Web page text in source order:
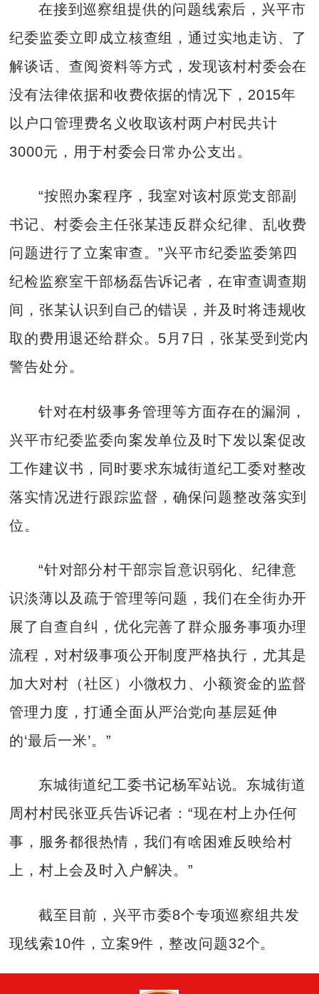
在接到巡察组提供的问题线索后，兴平市
纪委监委立即成立核查组，通过实地走访、了
解谈话、查阅资料等方式，发现该村村委会在
没有法律依据和收费依据的情况下，2015年
以户口管理费名义收取该村两户村民共计
3000元，用于村委会日常办公支出。
“按照办案程序，我室对该村原党支部副
书记、村委会主任张某违反群众纪律、乱收费
问题进行了立案审查。”兴平市纪委监委第四
纪检监察室干部杨磊告诉记者，在审查调查期
间，张某认识到自己的错误，并及时将违规收
取的费用退还给群众。5月7日，张某受到党内
警告处分。
针对在村级事务管理等方面存在的漏洞，
兴平市纪委监委向案发单位及时下发以案促改
工作建议书，同时要求东城街道纪工委对整改
落实情况进行跟踪监督，确保问题整改落实到
位。
“针对部分村干部宗旨意识弱化、纪律意
识淡薄以及疏于管理等问题，我们在全街办开
展了自查自纠，优化完善了群众服务事项办理
流程，对村级事项公开制度严格执行，尤其是
加大对村（社区）小微权力、小额资金的监督
管理力度，打通全面从严治党向基层延伸
的‘最后一米’。”
东城街道纪工委书记杨军站说。东城街道
周村村民张亚兵告诉记者：“现在村上办任何
事，服务都很热情，我们有啥困难反映给村
上，村上会及时入户解决。”
截至目前，兴平市委8个专项巡察组共发
现线索10件，立案9件，整改问题32个。